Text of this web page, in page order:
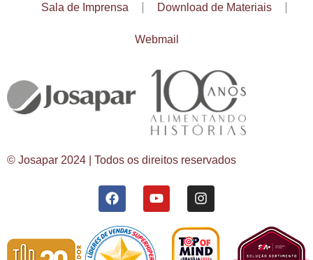
Sala de Imprensa Download de Materiais
Webmail
© Josapar 2024 | Todos os direitos reservados